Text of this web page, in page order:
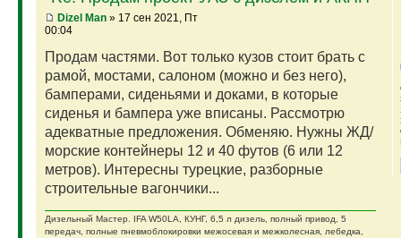
Dizel Man» 17 сен 2021, Пт
00:04
Продам частями. Вот только кузов стоит брать с
рамой, мостами, салоном (можно и без него),
бамперами, сиденьями и доками, в которые
сиденья и бампера уже вписаны. Рассмотрю
адекватные предложения. Обменяю. Нужны ЖД/
морские контейнеры 12 и 40 футов (6 или 12
метров). Интересны турецкие, разборные
строительные вагончики...
Дизельный Мастер. IFA W50LA, КУНГ, 6,5 л дизель, полный привод, 5
передач, полные пневмоблокировки межосевая и межколесная, лебедка,